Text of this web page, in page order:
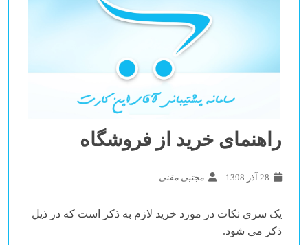
راهنمای خرید از فروشگاه
28 آذر 1398 مجتبی مقنی
یک سری نکات در مورد خرید لازم به ذکر است که در ذیل
ذکر می شود.